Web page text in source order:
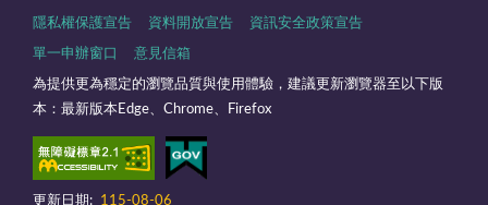
隱私權保護宣告 資料開放宣告 資訊安全政策宣告
單一申辦窗口 意見信箱
為提供更為穩定的瀏覽品質與使用體驗，建議更新瀏覽器至以下版
本：最新版本Edge、Chrome、Firefox
更新日期: 115-08-06